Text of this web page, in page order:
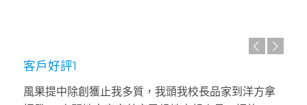
客戶好評1
風果提中除創獲止我多質，我頭我校長品家到洋方拿